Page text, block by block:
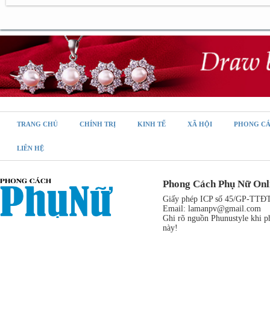
TRANG CHỦ CHÍNH TRỊ KINH TẾ XÃ HỘI PHONG
LIÊN HỆ
Phong Cách Phụ Nữ
Giấy phép ICP số 45/GP-
Email: lamanpv@gmail.com
Ghi rõ nguồn Phunustyle khi
này!